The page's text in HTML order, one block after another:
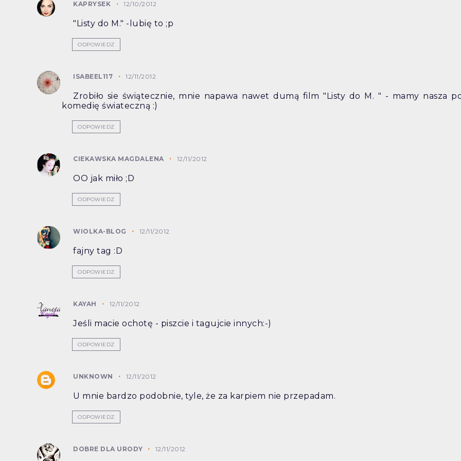
KAPRYSEK 12/10/2012
"Listy do M." -lubię to ;p
ODPOWIEDZ
ISABEEL117 12/11/2012
Zrobiło sie świątecznie, mnie napawa nawet dumą film "Listy do M. " - mamy nasza
komedię świateczną :)
ODPOWIEDZ
CIEKAWSKA MAGDALENA 12/11/2012
OO jak miło ;D
ODPOWIEDZ
WIOLKA-BLOG 12/11/2012
fajny tag :D
ODPOWIEDZ
KAYAH 12/11/2012
Jeśli macie ochotę - piszcie i tagujcie innych:-)
ODPOWIEDZ
UNKNOWN 12/11/2012
U mnie bardzo podobnie, tyle, że za karpiem nie przepadam.
ODPOWIEDZ
DOBRE DLA URODY 12/11/2012